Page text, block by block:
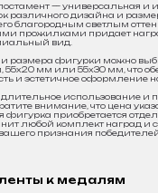
— универсальная и
различного дизайна и
благородным светлым
прожилками придает
вид.
и размера фигурки можно
55х20 мм или 55х30 мм, что
и эстетичное оформление
использование и
внимание, что цена
фигурка приобретается
любой комплект наград и
признания
к медалям